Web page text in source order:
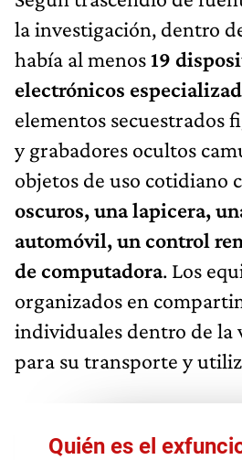
la investigación, dentro
había al menos19
electrónicos
elementos secuestrados
y grabadores ocultos
objetos de uso cotidiano
oscuros, una lapicera,
automóvil, un control
de computadora. Los
organizados en
individuales dentro de la
para su transporte y
Quién es el